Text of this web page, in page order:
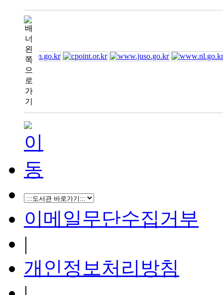
이메일무단수집거부
|
개인정보처리방침